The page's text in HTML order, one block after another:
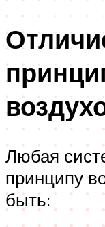
Любая
принципу
быть: